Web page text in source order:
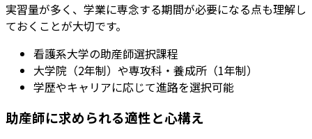
実習量が多く、学業に専念する期間が必要になる点も理解し
ておくことが大切です。
看護系大学の助産師選択課程
大学院（2年制）や専攻科・養成所（1年制）
学歴やキャリアに応じて進路を選択可能
助産師に求められる適性と心構え